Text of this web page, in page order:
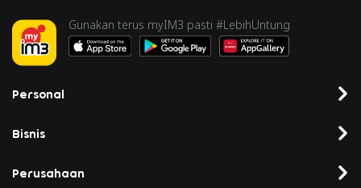
Gunakan terus myIM3 pasti #LebihUntung
Personal
Bisnis
Perusahaan